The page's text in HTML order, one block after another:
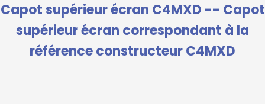
Capot supérieur écran C4MXD -- Capot
supérieur écran correspondant à la
référence constructeur C4MXD